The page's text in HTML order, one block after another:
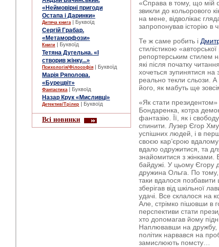
«Неймовірні пригоди
Остапа і Даринки»
Дитяча книга | Буквоїд
Сергій Грабар.
«Метаморфози»
Книги | Буквоїд
Тетяна Дугельна. «І
створив жінку...»
Психологія/Філософія | Буквоїд
Марія Ряполова.
«Бурецвіт»
Фантастика | Буквоїд
Назар Крук «Мисливці»
Детектив/Трілер | Буквоїд
Всі новинки
«Справа в тому, що мій
звикли до кольорового
на мене, відволікає
запропонував історію в
Те ж саме робить і
стилістикою «авторської
репортерським стилем
які після початку
хочеться зупинятися
реально текли сльози.
його, як мабуть ще
«Як стати президентом»
Бондаренка, котра
фантазію. Її, як і
спинити. Лузер Єгор
успішних людей, і в
своєю кар’єрою
вдало одружитися, та
знайомитися з жінками.
байдужі. У цьому Єгору
дружина Ольга. По тому,
таки вдалося
зберігав від шкільної
удачі. Все склалося на
Але, стрімко пішовши в
перспективи стати
хто допомагав йому
Наплювавши на дружбу,
політик нарвався на
замислюють помсту…